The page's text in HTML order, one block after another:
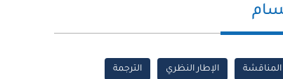
المناقشة الإطار النظري الترجمة